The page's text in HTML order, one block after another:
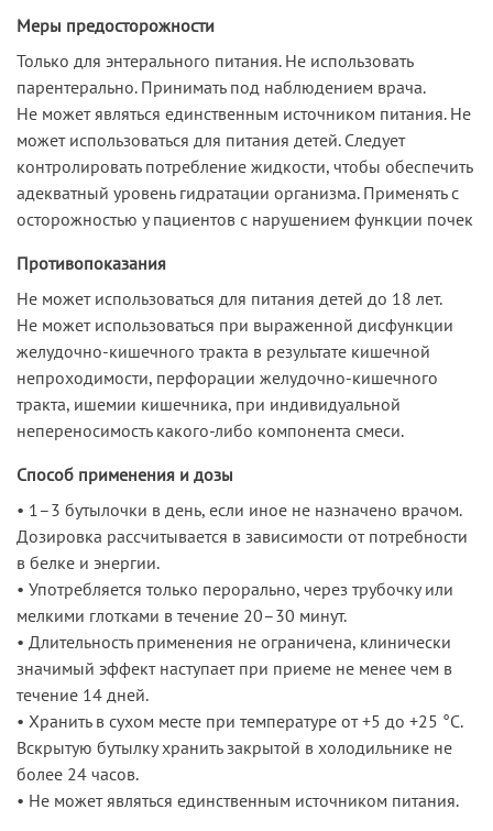
Меры предосторожности
Только для энтерального питания. Не использовать
парентерально. Принимать под наблюдением врача.
Не может являться единственным источником питания. Не
может использоваться для питания детей. Следует
контролировать потребление жидкости, чтобы обеспечить
адекватный уровень гидратации организма. Применять с
осторожностью у пациентов с нарушением функции почек
Противопоказания
Не может использоваться для питания детей до 18 лет.
Не может использоваться при выраженной дисфункции
желудочно-кишечного тракта в результате кишечной
непроходимости, перфорации желудочно-кишечного
тракта, ишемии кишечника, при индивидуальной
непереносимость какого-либо компонента смеси.
Способ применения и дозы
• 1–3 бутылочки в день, если иное не назначено врачом.
Дозировка рассчитывается в зависимости от потребности
в белке и энергии.
• Употребляется только перорально, через трубочку или
мелкими глотками в течение 20–30 минут.
• Длительность применения не ограничена, клинически
значимый эффект наступает при приеме не менее чем в
течение 14 дней.
• Хранить в сухом месте при температуре от +5 до +25 °С.
Вскрытую бутылку хранить закрытой в холодильнике не
более 24 часов.
• Не может являться единственным источником питания.